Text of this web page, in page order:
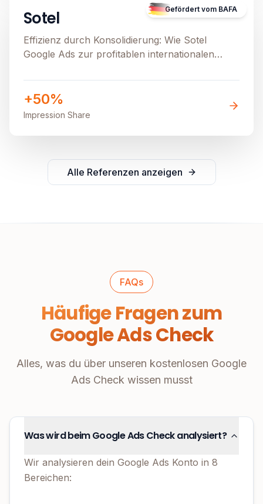
Gefördert vom BAFA
Sotel
Effizienz durch Konsolidierung: Wie Sotel
Google Ads zur profitablen internationalen
+50%
Impression Share
Alle Referenzen anzeigen
FAQs
Häufige Fragen zum
Google Ads Check
Alles, was du über unseren kostenlosen Google
Ads Check wissen musst
Was wird beim Google Ads Check analysiert?
Wir analysieren dein Google Ads Konto in 8
Bereichen: